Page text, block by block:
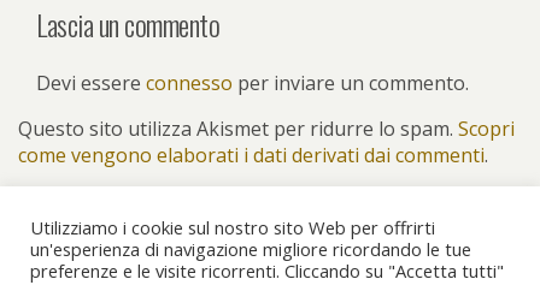
Lascia un commento
Devi essere connesso per inviare un commento.
Questo sito utilizza Akismet per ridurre lo spam. Scopri
come vengono elaborati i dati derivati dai commenti.
Utilizziamo i cookie sul nostro sito Web per offrirti
un'esperienza di navigazione migliore ricordando le tue
preferenze e le visite ricorrenti. Cliccando su "Accetta tutti"